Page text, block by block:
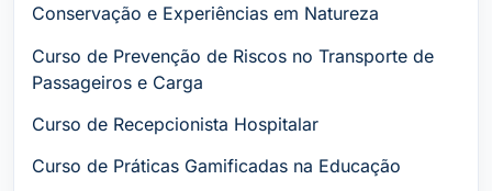
Conservação e Experiências em Natureza
Curso de Prevenção de Riscos no Transporte de
Passageiros e Carga
Curso de Recepcionista Hospitalar
Curso de Práticas Gamificadas na Educação